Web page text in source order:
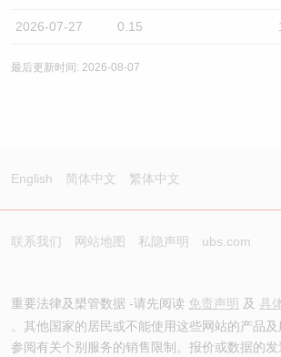
2026-07-27 0.15
最后更新时间: 2026-08-07
English 简体中文 繁体中文
联系我们 网站地图 私隐声明 ubs.com
重要法律及槼管数据 -请先阅读 免责声明 及 具
。其他国家的居民或不能使用这些网站的产品
参阅有关个别服务的销售限制。报价或数据的